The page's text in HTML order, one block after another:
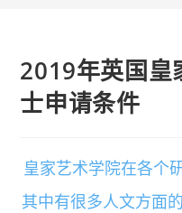
2019年英国皇
士申请条件
皇家艺术学院在各个
其中有很多人文方面